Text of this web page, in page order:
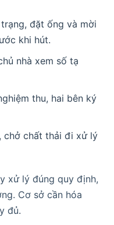
đặt ống và mời
khi hút.
nhà xem số tạ
thu, hai bên ký
chở chất thải đi xử lý
xử lý đúng quy định,
Cơ sở cần hóa
đủ.